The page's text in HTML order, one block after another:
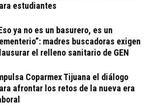
estudiantes
ya no es un basurero, es un
madres buscadoras exigen
el relleno sanitario de GEN
Coparmex Tijuana el diálogo
afrontar los retos de la nueva era